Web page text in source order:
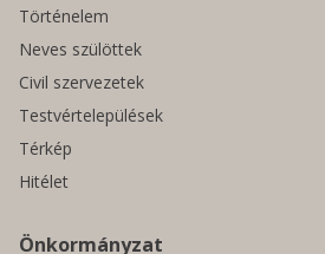
Történelem
Neves szülöttek
Civil szervezetek
Testvértelepülések
Térkép
Hitélet
Önkormányzat